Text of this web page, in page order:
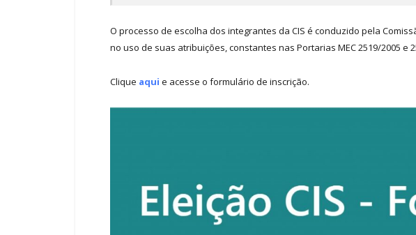
O processo de escolha dos integrantes da CIS é conduzido pela
no uso de suas atribuições, constantes nas Portarias MEC 2519/2005 e
Clique aqui e acesse o formulário de inscrição.